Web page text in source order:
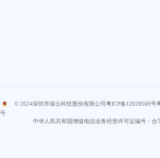
© 2024深圳市瑞云科技股份有限公司粤ICP备12028569号
号
中华人民共和国增值电信业务经营许可证编号：合